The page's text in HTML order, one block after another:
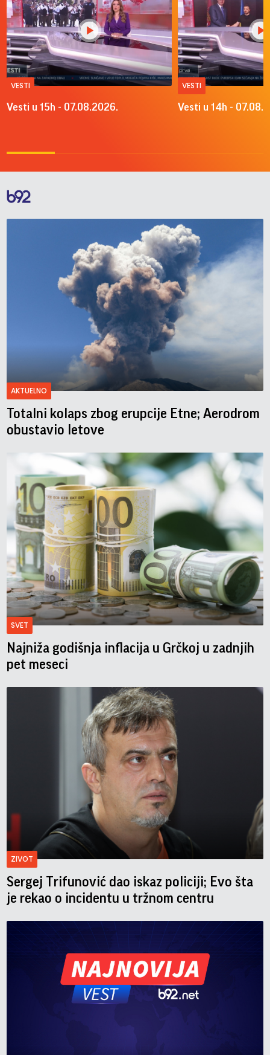
VESTI
Vesti u 15h - 07.08.2026.
VESTI
Vesti u 14h -
AKTUELNO
Totalni kolaps zbog erupcije Etne; Aerodrom
obustavio letove
SVET
Najniža godišnja inflacija u Grčkoj u zadnjih
pet meseci
ZIVOT
Sergej Trifunović dao iskaz policiji; Evo šta
je rekao o incidentu u tržnom centru